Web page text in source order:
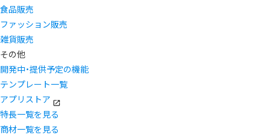
食品販売
ファッション販売
雑貨販売
その他
開発中・提供予定の機能
テンプレート一覧
アプリストア
特長一覧を見る
商材一覧を見る